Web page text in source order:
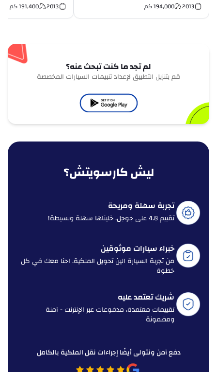
2013
194,000 كم 2013
191,400 كم
لم تجد ما كنت تبحث عنه؟
قم بتنزيل التطبيق لإعداد تنبيهات السيارات المخصصة
ليش كارسويتش؟
تجربة سهلة ومريحة
تقييم 4.8 على جوجل. خليناها سهلة وبسيطة!
خبراء سيارات موثوقين
من تجربة السيارة الين تحويل الملكية. احنا معك في كل
خطوة
شريك تعتمد عليه
تقييمات معتمدة، مدفوعات عبر الإنترنت - آمنة
ومضمونة
دفع آمن ونتولى أيضًا إجراءات نقل الملكية بالكامل